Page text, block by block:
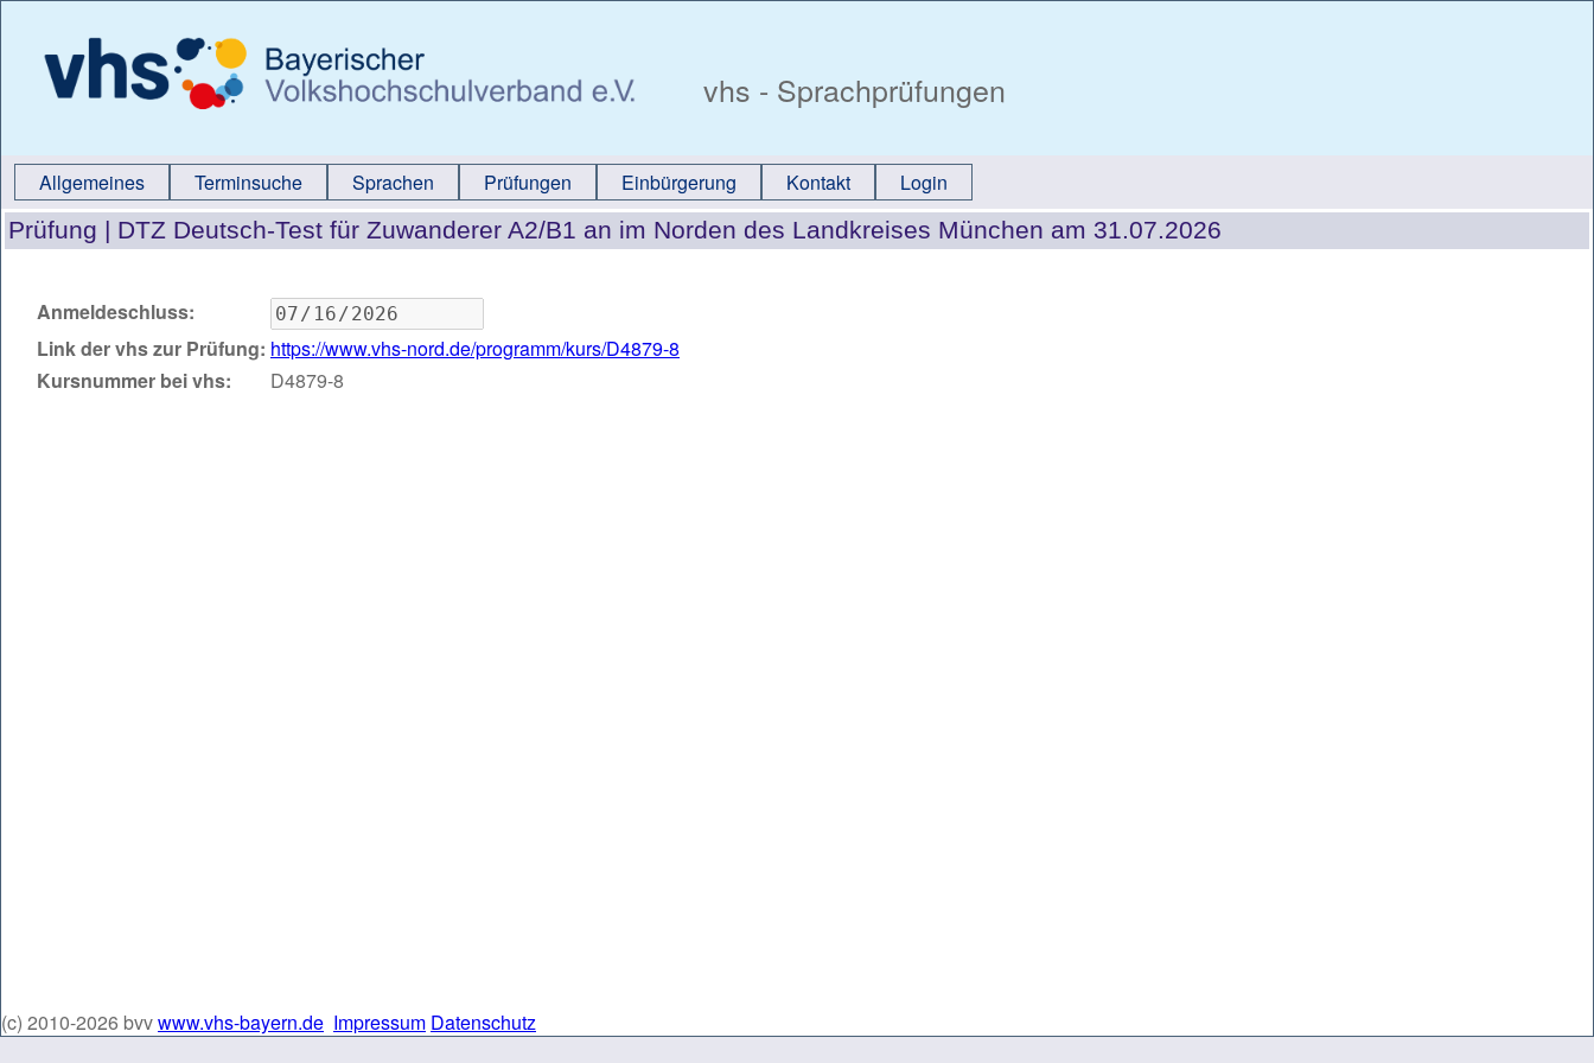
vhs - Sprachprüfungen
Allgemeines Terminsuche Sprachen Prüfungen Einbürgerung Kontakt Login
Prüfung | DTZ Deutsch-Test für Zuwanderer A2/B1 an im Norden des Landkreises München am 31.07.2026
Anmeldeschluss:
Link der vhs zur Prüfung: https://www.vhs-nord.de/programm/kurs/D4879-8
Kursnummer bei vhs:
D4879-8
(c) 2010-2026 bvvwww.vhs-bayern.de Impressum Datenschutz